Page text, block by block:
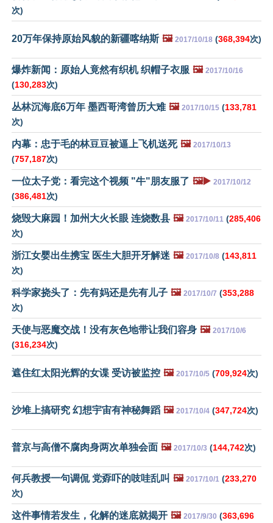
次)
20万年保持原始风貌的新疆喀纳斯 🖼️ 2017/10/18 (368,394次)
爆炸新闻：原始人竟然有织机 织帽子衣服 🖼️ 2017/10/16
(130,283次)
丛林沉海底6万年 墨西哥湾曾历大难 🖼️ 2017/10/15 (133,781
次)
内幕：忠于毛的林豆豆被逼上飞机送死 🖼️ 2017/10/13
(757,187次)
一位太子党：看完这个视频 "牛"朋友服了 🖼️▶️ 2017/10/12
(386,481次)
烧毁大麻园！加州大火长眼 连烧数县 🖼️ 2017/10/11 (285,406
次)
浙江女婴出生携宝 医生大胆开牙解迷 🖼️ 2017/10/8 (143,811
次)
科学家挠头了：先有妈还是先有儿子 🖼️ 2017/10/7 (353,288
次)
天使与恶魔交战！没有灰色地带让我们容身 🖼️ 2017/10/6
(316,234次)
遮住红太阳光辉的女谍 受访被监控 🖼️ 2017/10/5 (709,924次)
沙堆上搞研究 幻想宇宙有神秘舞蹈 🖼️ 2017/10/4 (347,724次)
普京与高僧不腐肉身两次单独会面 🖼️ 2017/10/3 (144,742次)
何兵教授一句调侃 党孬吓的吱哇乱叫 🖼️ 2017/10/1 (233,270
次)
这件事情若发生，化解的迷底就揭开 🖼️ 2017/9/30 (363,696